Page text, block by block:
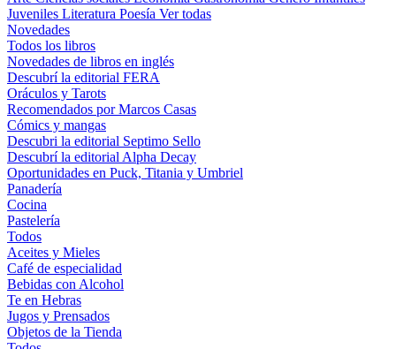
Juveniles Literatura Poesía Ver todas
Novedades
Todos los libros
Novedades de libros en inglés
Descubrí la editorial FERA
Oráculos y Tarots
Recomendados por Marcos Casas
Cómics y mangas
Descubri la editorial Septimo Sello
Descubrí la editorial Alpha Decay
Oportunidades en Puck, Titania y Umbriel
Panadería
Cocina
Pastelería
Todos
Aceites y Mieles
Café de especialidad
Bebidas con Alcohol
Te en Hebras
Jugos y Prensados
Objetos de la Tienda